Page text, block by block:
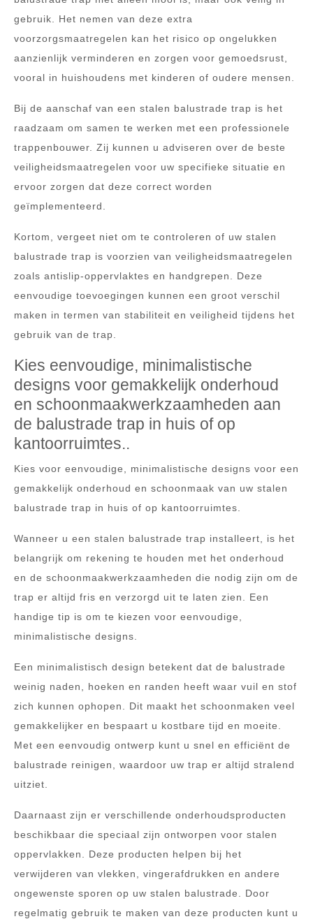
gebruik. Het nemen van deze extra
voorzorgsmaatregelen kan het risico op ongelukken
aanzienlijk verminderen en zorgen voor gemoedsrust,
vooral in huishoudens met kinderen of oudere mensen.
Bij de aanschaf van een stalen balustrade trap is het
raadzaam om samen te werken met een professionele
trappenbouwer. Zij kunnen u adviseren over de beste
veiligheidsmaatregelen voor uw specifieke situatie en
ervoor zorgen dat deze correct worden
geïmplementeerd.
Kortom, vergeet niet om te controleren of uw stalen
balustrade trap is voorzien van veiligheidsmaatregelen
zoals antislip-oppervlaktes en handgrepen. Deze
eenvoudige toevoegingen kunnen een groot verschil
maken in termen van stabiliteit en veiligheid tijdens het
gebruik van de trap.
Kies eenvoudige, minimalistische
designs voor gemakkelijk onderhoud
en schoonmaakwerkzaamheden aan
de balustrade trap in huis of op
kantoorruimtes..
Kies voor eenvoudige, minimalistische designs voor een
gemakkelijk onderhoud en schoonmaak van uw stalen
balustrade trap in huis of op kantoorruimtes.
Wanneer u een stalen balustrade trap installeert, is het
belangrijk om rekening te houden met het onderhoud
en de schoonmaakwerkzaamheden die nodig zijn om de
trap er altijd fris en verzorgd uit te laten zien. Een
handige tip is om te kiezen voor eenvoudige,
minimalistische designs.
Een minimalistisch design betekent dat de balustrade
weinig naden, hoeken en randen heeft waar vuil en stof
zich kunnen ophopen. Dit maakt het schoonmaken veel
gemakkelijker en bespaart u kostbare tijd en moeite.
Met een eenvoudig ontwerp kunt u snel en efficiënt de
balustrade reinigen, waardoor uw trap er altijd stralend
uitziet.
Daarnaast zijn er verschillende onderhoudsproducten
beschikbaar die speciaal zijn ontworpen voor stalen
oppervlakken. Deze producten helpen bij het
verwijderen van vlekken, vingerafdrukken en andere
ongewenste sporen op uw stalen balustrade. Door
regelmatig gebruik te maken van deze producten kunt u